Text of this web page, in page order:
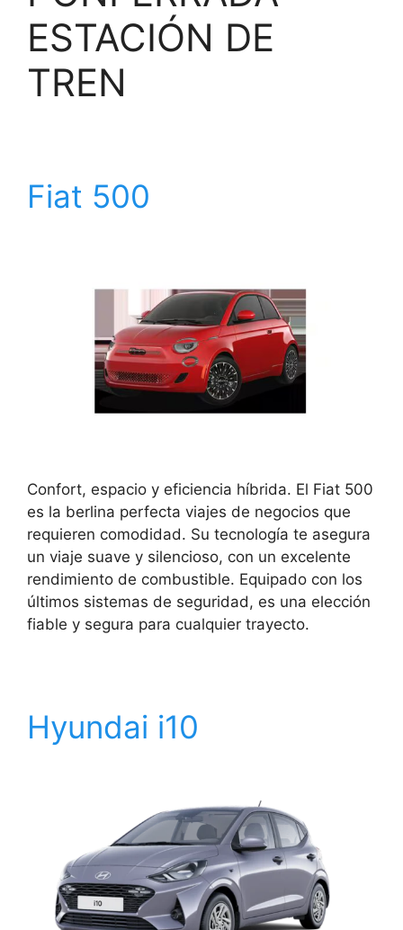
ESTACIÓN DE
TREN
Fiat 500
Confort, espacio y eficiencia híbrida. El Fiat 500
es la berlina perfecta viajes de negocios que
requieren comodidad. Su tecnología te asegura
un viaje suave y silencioso, con un excelente
rendimiento de combustible. Equipado con los
últimos sistemas de seguridad, es una elección
fiable y segura para cualquier trayecto.
Hyundai i10